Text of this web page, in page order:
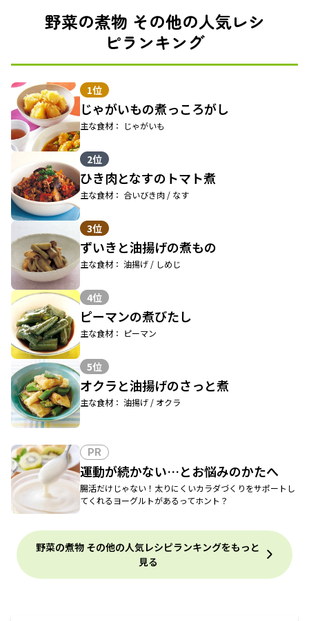
野菜の煮物 その他の人気レシ
ピランキング
1位
じゃがいもの煮っころがし
主な食材： じゃがいも
2位
ひき肉となすのトマト煮
主な食材： 合いびき肉 / なす
3位
ずいきと油揚げの煮もの
主な食材： 油揚げ / しめじ
4位
ピーマンの煮びたし
主な食材： ピーマン
5位
オクラと油揚げのさっと煮
主な食材： 油揚げ / オクラ
PR
運動が続かない…とお悩みのかたへ
腸活だけじゃない！太りにくいカラダづくりをサポートし
てくれるヨーグルトがあるってホント？
野菜の煮物 その他の人気レシピランキングをもっと
見る